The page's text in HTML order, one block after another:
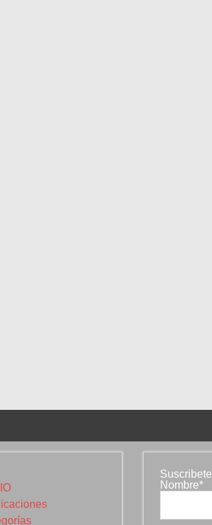
Suscribete
Nombre*